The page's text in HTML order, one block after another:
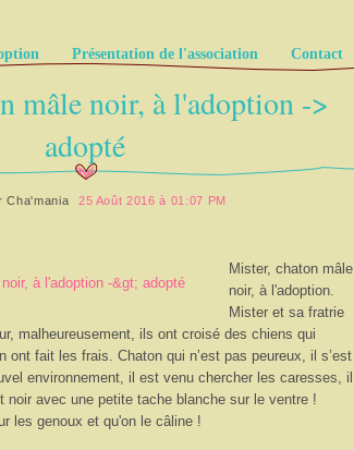
Présentation de l'association Contact
mâle noir, à l'adoption ->
adopté
Cha'mania 25 Août 2016 à 01:07 PM
Mister, chaton mâle
noir, à l'adoption.
Mister et sa fratrie
malheureusement, ils ont croisé des chiens qui
ont fait les frais. Chaton qui n’est pas peureux, il s’est
environnement, il est venu chercher les caresses, il
noir avec une petite tache blanche sur le ventre !
les genoux et qu'on le câline !